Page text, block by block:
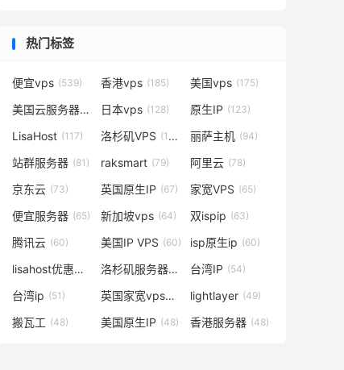
热门标签
便宜vps (539) 香港vps (185) 美国vps (175)
美国云服务器(138)日本vps (128) 原生IP (123)
LisaHost (117) 洛杉矶VPS (102) 丽萨主机 (94)
站群服务器 (81) raksmart (79) 阿里云 (78)
京东云 (73) 英国原生IP (67) 家宽VPS (65)
便宜服务器 (65) 新加坡vps (64) 双ispip (63)
腾讯云 (60) 美国IP VPS (60) isp原生ip (60)
lisahost优惠码 (59) 洛杉矶服务器(57) 台湾IP (54)
台湾ip (51) 英国家宽vps(50) lightlayer (49)
搬瓦工 (48) 美国原生IP (48) 香港服务器 (48)